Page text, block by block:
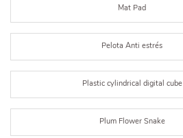
Mat Pad
Pelota Anti estrés
Plastic cylindrical digital cube
Plum Flower Snake